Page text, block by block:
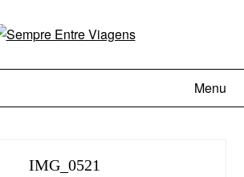
Menu
IMG_0521